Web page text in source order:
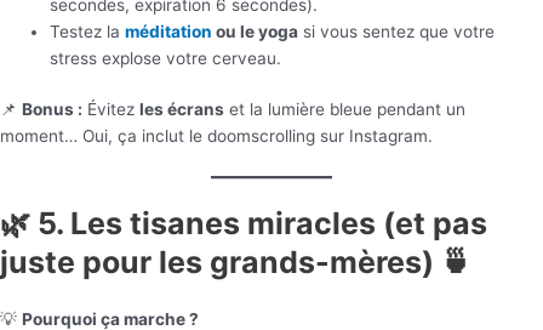
secondes, expiration 6 secondes).
Testez laméditation ou le yoga si vous sentez que votre
stress explose votre cerveau.
📌 Bonus : Évitez les écrans et la lumière bleue pendant un
moment… Oui, ça inclut le doomscrolling sur Instagram.
🌿 5. Les tisanes miracles (et pas
juste pour les grands-mères) 🍵
💡 Pourquoi ça marche ?